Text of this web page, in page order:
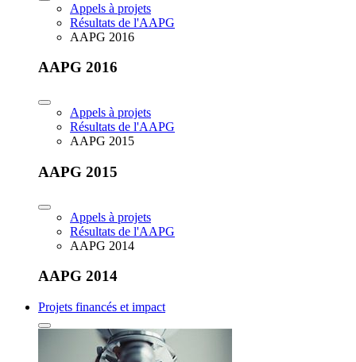
Appels à projets
Résultats de l'AAPG
AAPG 2016
AAPG 2016
Appels à projets
Résultats de l'AAPG
AAPG 2015
AAPG 2015
Appels à projets
Résultats de l'AAPG
AAPG 2014
AAPG 2014
Projets financés et impact